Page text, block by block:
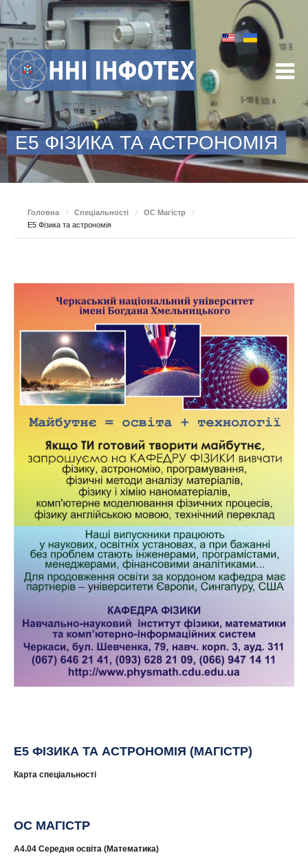
E5 ФІЗИКА ТА АСТРОНОМІЯ
Головна / Спеціальності / ОС Магістр
/
E5 Фізика та астрономія
Е5 ФІЗИКА ТА АСТРОНОМІЯ (МАГІСТР)
Карта спеціальності
ОС МАГІСТР
A4.04 Середня освіта (Математика)